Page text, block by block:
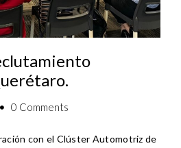
0 Comments
con el Clúster Automotriz de